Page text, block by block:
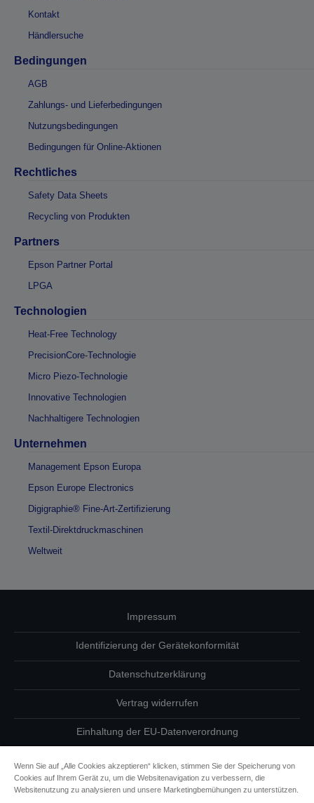
Kontakt
Händlersuche
Bedingungen
AGB
Zahlungs- und Lieferbedingungen
Nutzungsbedingungen
Bedingungen für Online-Aktionen
Rechtliches
Safety Data Sheets
Recycling von Produkten
Partners
Epson Partner Portal
LPGA
Technologien
Heat-Free Technology
PrecisionCore-Technologie
Micro Piezo-Technologie
Innovative Technologien
Nachhaltigere Technologien
Unternehmen
Management Epson Europa
Epson Europe Electronics
Digigraphie® Fine-Art-Zertifizierung
Textil-Direktdruckmaschinen
Weltweit
Impressum
Identifizierung der Gerätekonformität
Datenschutzerklärung
Vertrag widerrufen
Einhaltung der EU-Datenverordnung
Fragen zum Datenschutz
Informationen zu Cookies
Wenn Sie auf „Alle Cookies akzeptieren“ klicken, stimmen Sie der Speicherung von
Cookies auf Ihrem Gerät zu, um die Websitenavigation zu verbessern, die
Websitenutzung zu analysieren und unsere Marketingbemühungen zu unterstützen.